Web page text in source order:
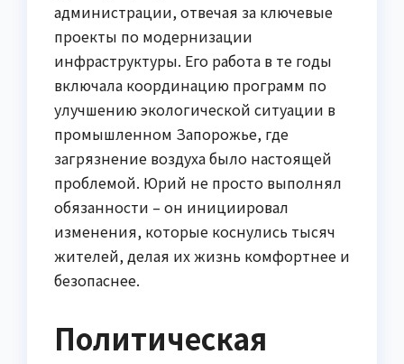
администрации, отвечая за ключевые
проекты по модернизации
инфраструктуры. Его работа в те годы
включала координацию программ по
улучшению экологической ситуации в
промышленном Запорожье, где
загрязнение воздуха было настоящей
проблемой. Юрий не просто выполнял
обязанности – он инициировал
изменения, которые коснулись тысяч
жителей, делая их жизнь комфортнее и
безопаснее.
Политическая